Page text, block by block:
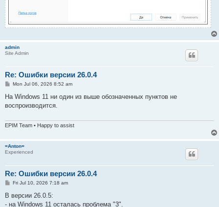
admin
Site Admin
Re: Ошибки версии 26.0.4
P
s
Mon Jul 06, 2026 8:52 am
На Windows 11 ни один из выше обозначенных пунктов не
воспроизводится.
EPIM Team • Happy to assist
=Anton=
Experienced
Re: Ошибки версии 26.0.4
P
s
Fri Jul 10, 2026 7:18 am
В версии 26.0.5:
- на Windows 11 осталась проблема "3".